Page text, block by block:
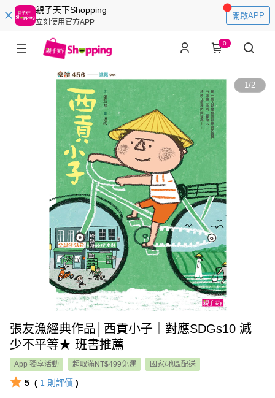
親子天下Shopping
立刻使用官方APP
開啟APP
0
1/2
張友漁經典作品│西貢小子｜對應SDGs10 減
少不平等★ 班書推薦
App 獨享活動 超取滿NT$499免運 國家/地區配送
5 ( 1 則評價 )